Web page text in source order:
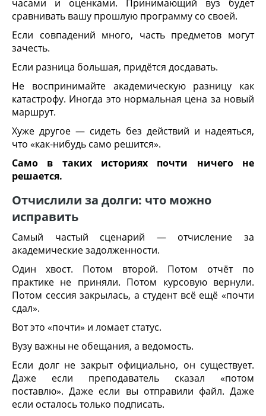
часами и оценками. Принимающий вуз будет
сравнивать вашу прошлую программу со своей.
Если совпадений много, часть предметов могут
зачесть.
Если разница большая, придётся досдавать.
Не воспринимайте академическую разницу как
катастрофу. Иногда это нормальная цена за новый
маршрут.
Хуже другое — сидеть без действий и надеяться,
что «как-нибудь само решится».
Само в таких историях почти ничего не
решается.
Отчислили за долги: что можно
исправить
Самый частый сценарий — отчисление за
академические задолженности.
Один хвост. Потом второй. Потом отчёт по
практике не приняли. Потом курсовую вернули.
Потом сессия закрылась, а студент всё ещё «почти
сдал».
Вот это «почти» и ломает статус.
Вузу важны не обещания, а ведомость.
Если долг не закрыт официально, он существует.
Даже если преподаватель сказал «потом
поставлю». Даже если вы отправили файл. Даже
если осталось только подписать.